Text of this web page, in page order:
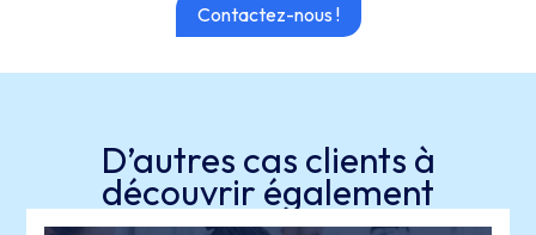
Contactez-nous !
D’autres cas clients à
découvrir également